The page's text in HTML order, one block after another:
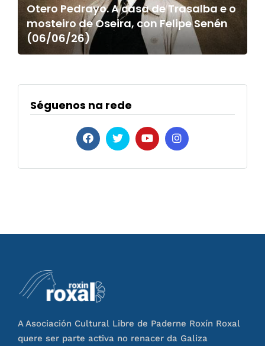
Otero Pedrayo. A casa de Trasalba e o
mosteiro de Oseira, con Felipe Senén
(06/06/26)
Séguenos na rede
A Asociación Cultural Libre de Paderne Roxín Roxal
quere ser parte activa no renacer da Galiza